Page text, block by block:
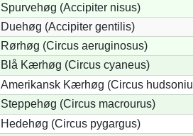
Spurvehøg (Accipiter nisus)
Duehøg (Accipiter gentilis)
Rørhøg (Circus aeruginosus)
Blå Kærhøg (Circus cyaneus)
Amerikansk Kærhøg (Circus
Steppehøg (Circus macrourus)
Hedehøg (Circus pygargus)